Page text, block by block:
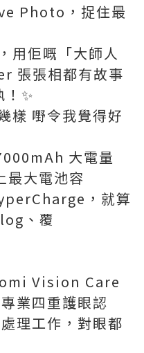
Photo，捉住最
用佢嘅「大師人
張張相都有故事
✨
樣 嘢令我覺得好
大電量
最大電池容
，就算
、覆
Vision Care
業四重護眼認
理工作，對眼都